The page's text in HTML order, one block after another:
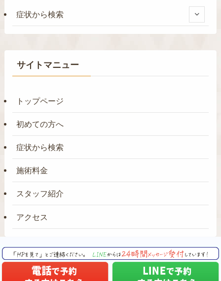
症状から検索
サイトマニュー
トップページ
初めての方へ
症状から検索
施術料金
スタッフ紹介
アクセス